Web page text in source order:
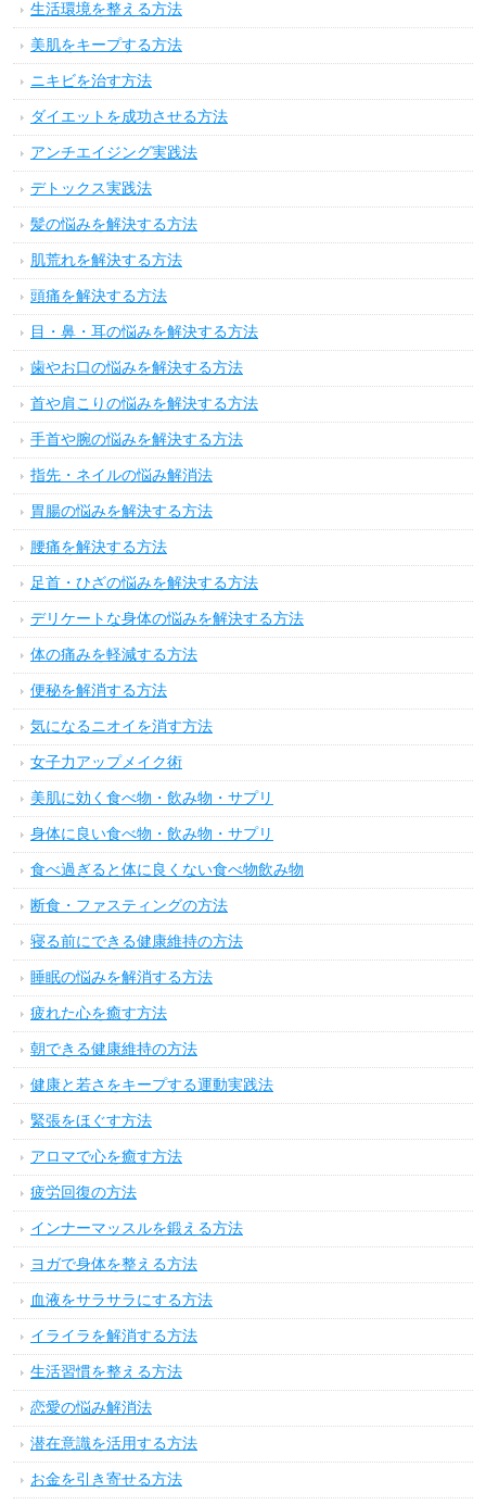
生活環境を整える方法
美肌をキープする方法
ニキビを治す方法
ダイエットを成功させる方法
アンチエイジング実践法
デトックス実践法
髪の悩みを解決する方法
肌荒れを解決する方法
頭痛を解決する方法
目・鼻・耳の悩みを解決する方法
歯やお口の悩みを解決する方法
首や肩こりの悩みを解決する方法
手首や腕の悩みを解決する方法
指先・ネイルの悩み解消法
胃腸の悩みを解決する方法
腰痛を解決する方法
足首・ひざの悩みを解決する方法
デリケートな身体の悩みを解決する方法
体の痛みを軽減する方法
便秘を解消する方法
気になるニオイを消す方法
女子力アップメイク術
美肌に効く食べ物・飲み物・サプリ
身体に良い食べ物・飲み物・サプリ
食べ過ぎると体に良くない食べ物飲み物
断食・ファスティングの方法
寝る前にできる健康維持の方法
睡眠の悩みを解消する方法
疲れた心を癒す方法
朝できる健康維持の方法
健康と若さをキープする運動実践法
緊張をほぐす方法
アロマで心を癒す方法
疲労回復の方法
インナーマッスルを鍛える方法
ヨガで身体を整える方法
血液をサラサラにする方法
イライラを解消する方法
生活習慣を整える方法
恋愛の悩み解消法
潜在意識を活用する方法
お金を引き寄せる方法